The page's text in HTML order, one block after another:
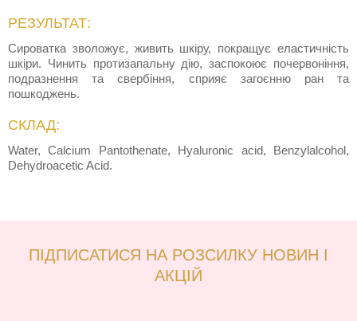
РЕЗУЛЬТАТ:
Сироватка зволожує, живить шкіру, покращує еластичність
шкіри. Чинить протизапальну дію, заспокоює почервоніння,
подразнення та свербіння, сприяє загоєнню ран та
пошкоджень.
СКЛАД:
Water, Calcium Pantothenate, Hyaluronic acid, Benzylalcohol,
Dehydroacetic Acid.
ПІДПИСАТИСЯ НА РОЗСИЛКУ НОВИН І
АКЦІЙ